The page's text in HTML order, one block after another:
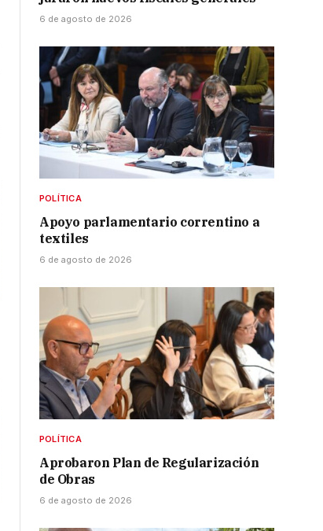
6 de agosto de 2026
POLÍTICA
Apoyo parlamentario correntino a
textiles
6 de agosto de 2026
POLÍTICA
Aprobaron Plan de Regularización
de Obras
6 de agosto de 2026